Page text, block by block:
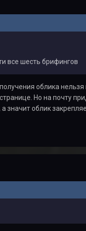
все шесть брифингов
облика
Но на почту
значит облик